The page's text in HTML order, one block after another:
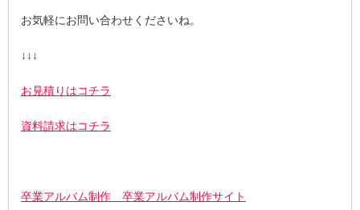
お気軽にお問い合わせくださいね。
↓↓↓
お見積りはコチラ
資料請求はコチラ
卒業アルバム制作 卒業アルバム制作サイト